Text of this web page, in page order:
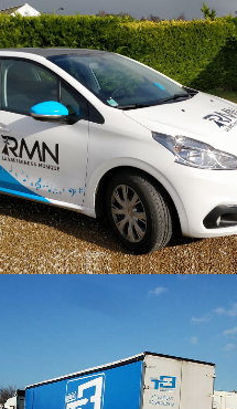
BRETAGNE EN MUSIQUE
Marquage véhicules
BRIENT